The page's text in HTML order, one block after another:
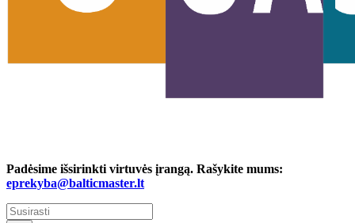
Padėsime išsirinkti virtuvės įrangą. Rašykite mums:
eprekyba@balticmaster.lt